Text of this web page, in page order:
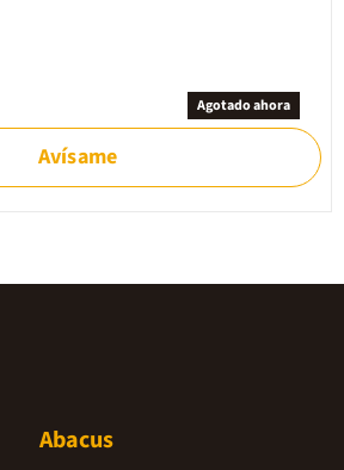
Agotado ahora
Avísame
Abacus